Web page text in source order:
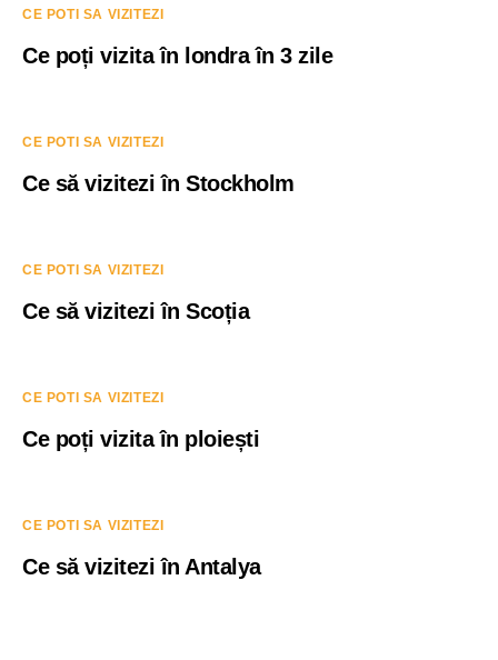
CE POTI SA VIZITEZI
Ce poți vizita în londra în 3 zile
CE POTI SA VIZITEZI
Ce să vizitezi în Stockholm
CE POTI SA VIZITEZI
Ce să vizitezi în Scoția
CE POTI SA VIZITEZI
Ce poți vizita în ploiești
CE POTI SA VIZITEZI
Ce să vizitezi în Antalya